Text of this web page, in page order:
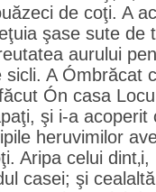
de coţi. A
şase sute de
aurului
sicli. A Ómbrăcat
Ón casa
şi i-a acoperit
heruvimilor
Aripa celui
casei; şi